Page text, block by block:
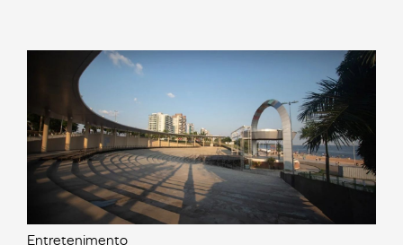
Entretenimento